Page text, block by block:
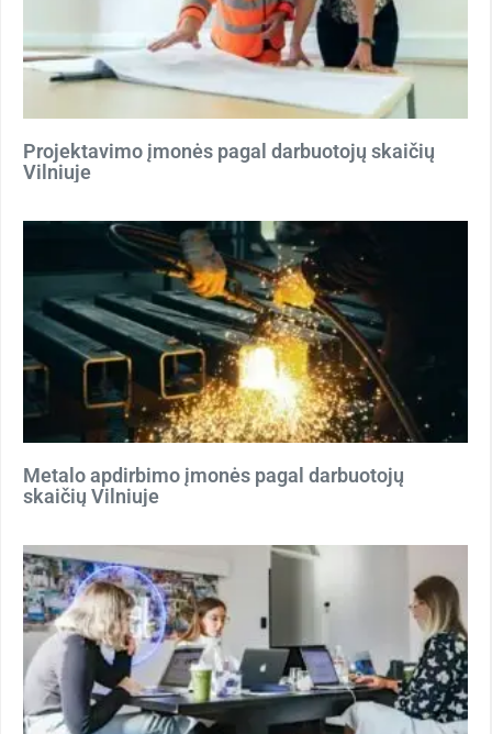
Projektavimo įmonės pagal darbuotojų skaičių
Vilniuje
Metalo apdirbimo įmonės pagal darbuotojų
skaičių Vilniuje